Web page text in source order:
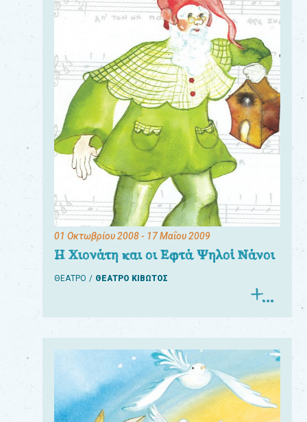
01 Οκτωβρίου 2008- 17 Μαΐου 2009
Η Χιονάτη και οι Εφτά Ψηλοί Νάνοι
ΘΕΑΤΡΟ ΘΕΑΤΡΟ ΚΙΒΩΤΟΣ